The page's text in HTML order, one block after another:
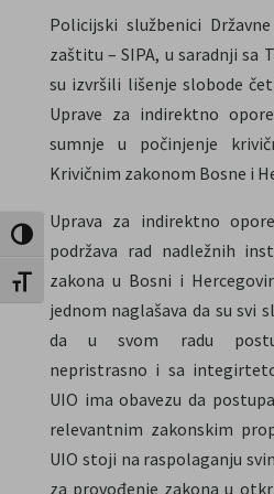
Toggle High Contrast
Toggle Font size
Policijski službenici
zaštitu – SIPA, u saradnji sa
su izvršili lišenje slobode
Uprave za indirektno
sumnje u počinjenje
Krivičnim zakonom Bosne i
Uprava za indirektno
podržava rad nadležnih
zakona u Bosni i
jednom naglašava da su svi
da u svom radu
nepristrasno i sa
UIO ima obavezu da
relevantnim zakonskim
UIO stoji na raspolaganju
za provođenje zakona u